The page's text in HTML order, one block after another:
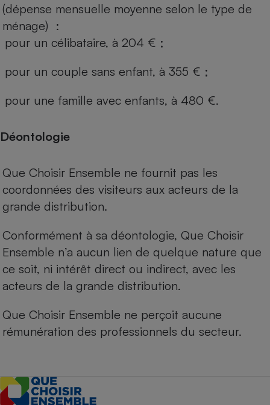
(dépense mensuelle moyenne selon le type de
ménage) :
pour un célibataire, à 204 € ;
pour un couple sans enfant, à 355 € ;
pour une famille avec enfants, à 480 €.
Déontologie
Que Choisir Ensemble ne fournit pas les
coordonnées des visiteurs aux acteurs de la
grande distribution.
Conformément à sa déontologie, Que Choisir
Ensemble n’a aucun lien de quelque nature que
ce soit, ni intérêt direct ou indirect, avec les
acteurs de la grande distribution.
Que Choisir Ensemble ne perçoit aucune
rémunération des professionnels du secteur.